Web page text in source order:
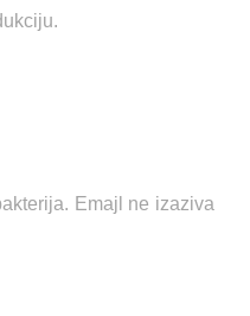
Emajl ne izaziva